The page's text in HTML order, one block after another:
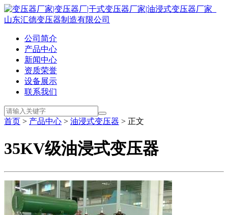
公司简介
产品中心
新闻中心
资质荣誉
设备展示
联系我们
首页 > 产品中心 > 油浸式变压器 > 正文
35KV级油浸式变压器